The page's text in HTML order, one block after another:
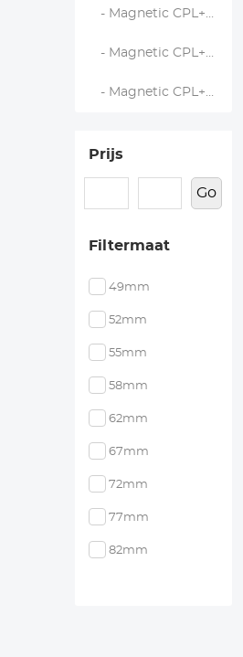
- Magnetic CPL+Adapter Ring - Nano Xcel
- Magnetic CPL+Adapter Ring+Lensdop - Nano Xcel
- Magnetic CPL+Adapter Ring - Nano Klear
Prijs
Go
Filtermaat
49mm
52mm
55mm
58mm
62mm
67mm
72mm
77mm
82mm